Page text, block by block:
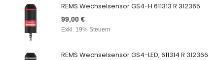
REMS Wechselsensor GS4-H 611313 R 312365
99,00 €
Exkl. 19% Steuern
REMS Wechselsensor GS4-LED, 611314 R 312366